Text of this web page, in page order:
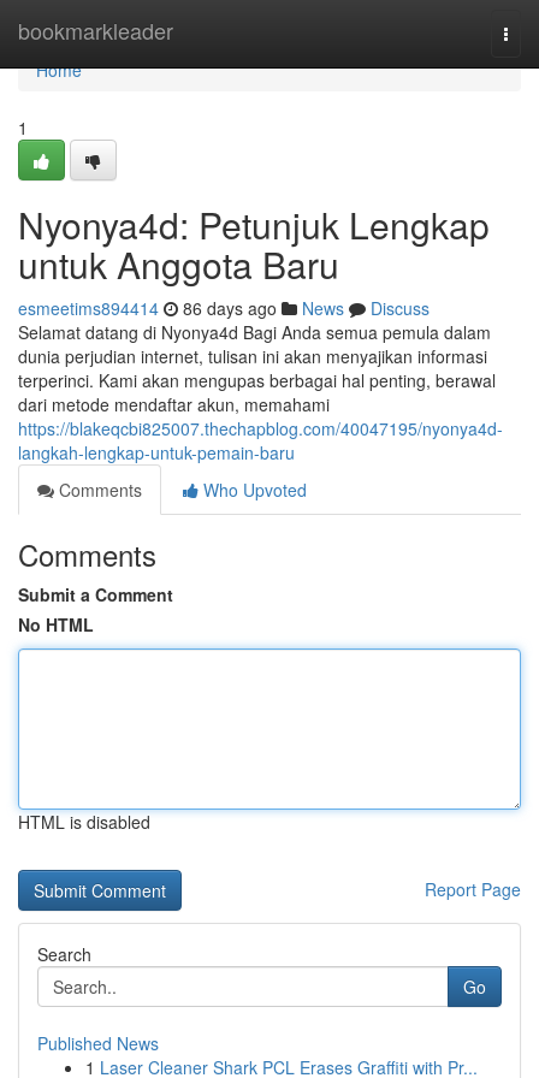
bookmarkleader
Home
Home
1
Nyonya4d: Petunjuk Lengkap
untuk Anggota Baru
esmeetims894414 86 days ago News
Discuss
Selamat datang di Nyonya4d Bagi Anda semua pemula dalam
dunia perjudian internet, tulisan ini akan menyajikan informasi
terperinci. Kami akan mengupas berbagai hal penting, berawal
dari metode mendaftar akun, memahami
https://blakeqcbi825007.thechapblog.com/40047195/nyonya4d-
langkah-lengkap-untuk-pemain-baru
Comments
Who Upvoted
Comments
Submit a Comment
No HTML
HTML is disabled
Report Page
Search
Go
Published News
1 Laser Cleaner Shark PCL Erases Graffiti with Pr...